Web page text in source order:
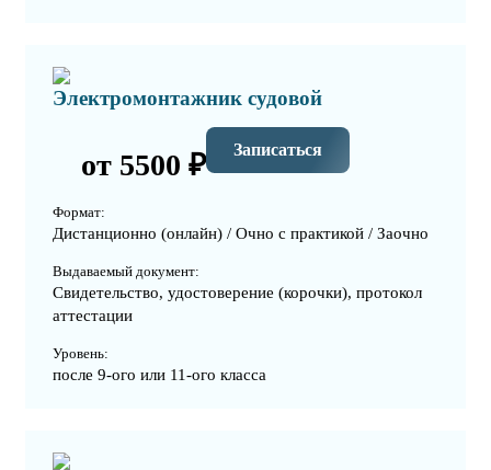
Электромонтажник судовой
от 5500 ₽ Записаться
Формат:
Дистанционно (онлайн) / Очно с практикой / Заочно
Выдаваемый документ:
Свидетельство, удостоверение (корочки), протокол
аттестации
Уровень:
после 9-ого или 11-ого класса